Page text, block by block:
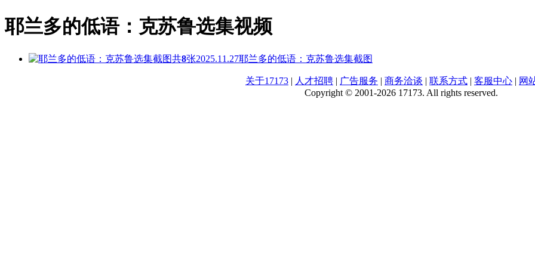
耶兰多的低语：克苏鲁选集视频
共8张2025.11.27耶兰多的低语：克苏鲁选集截图
关于17173 | 人才招聘 | 广告服务 | 商务洽谈 | 联系方式 | 客服中心 | 网
Copyright © 2001-2026 17173. All rights reserved.